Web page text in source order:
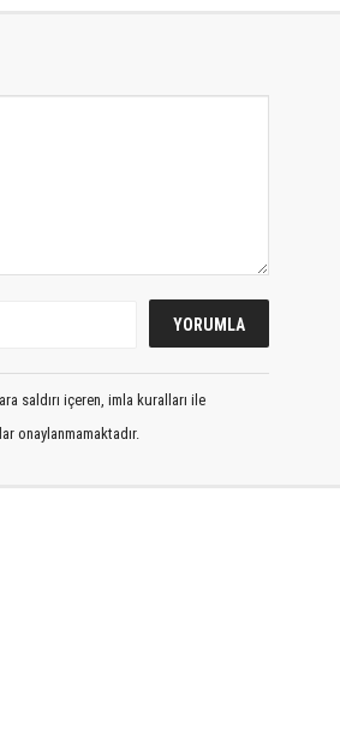
saldırı içeren, imla kuralları ile
onaylanmamaktadır.